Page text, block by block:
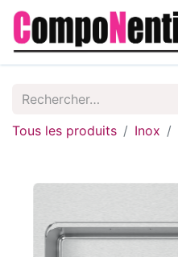
Tous les produits Inox